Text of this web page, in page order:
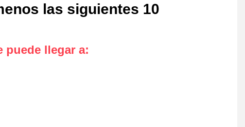
las siguientes 10
puede llegar a: